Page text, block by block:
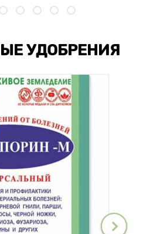
УДОБРЕНИЯ